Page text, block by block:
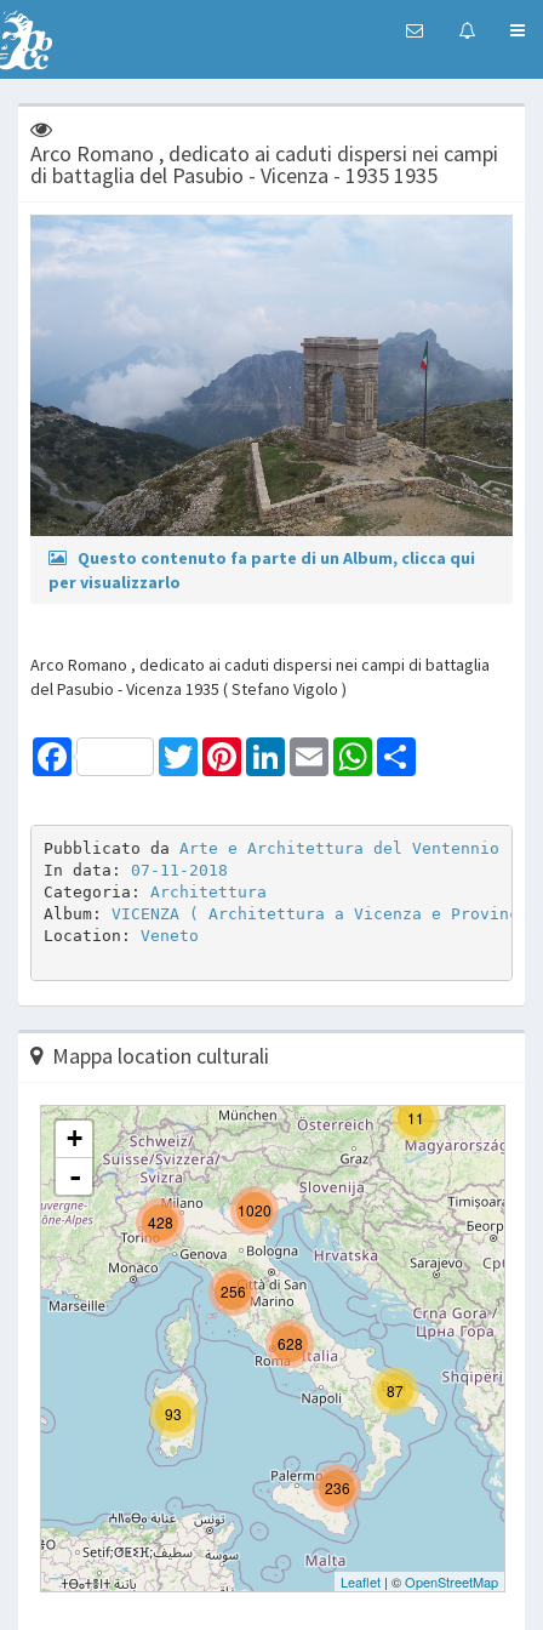
Arco Romano , dedicato ai caduti dispersi nei campi
di battaglia del Pasubio - Vicenza - 1935 1935
Questo contenuto fa parte di un Album, clicca qui
per visualizzarlo
Arco Romano , dedicato ai caduti dispersi nei campi di battaglia
del Pasubio - Vicenza 1935 ( Stefano Vigolo )
Facebook TwitterPinterestLinkedInEmail WhatsApp
Pubblicato da Arte e Architettura del Ventennio
In data: 07-11-2018
Categoria: Architettura
Album: VICENZA ( Architettura a Vicenza e
Location: Veneto
Mappa location culturali